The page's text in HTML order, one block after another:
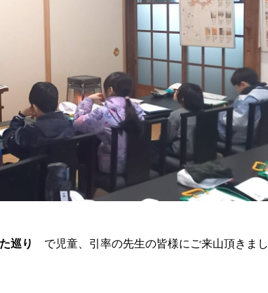
巡り で児童、引率の先生の皆様にご来山頂きまし